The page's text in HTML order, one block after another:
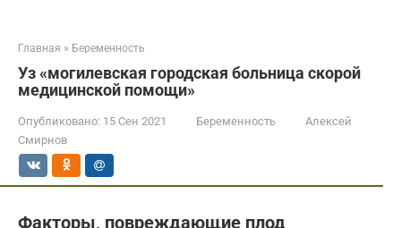
Главная » Беременность
Уз «могилевская городская больница скорой
медицинской помощи»
Опубликовано: 15 Сен 2021 Беременность
Алексей
Смирнов
Факторы, повреждающие плод